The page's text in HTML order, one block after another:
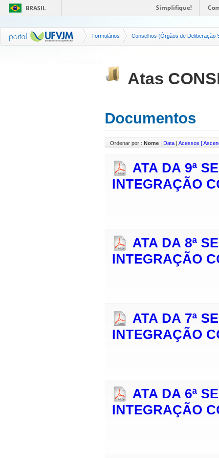
BRASIL Simplifique!
Atas
Documentos
Ordenar por : Nome | Data | Acessos [
ATA DA 9ª
INTEGRAÇÃO
ATA DA 8ª
INTEGRAÇÃO
ATA DA 7ª
INTEGRAÇÃO
ATA DA 6ª
INTEGRAÇÃO
Formulários Conselhos (Órgãos de Deliberação